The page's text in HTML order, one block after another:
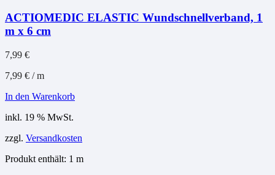
ACTIOMEDIC ELASTIC Wundschnellverband, 1
m x 6 cm
7,99 €
7,99 € /m
In den Warenkorb
inkl. 19 % MwSt.
zzgl. Versandkosten
Produkt enthält: 1 m